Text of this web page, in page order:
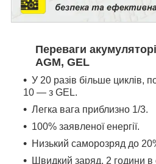
Переваги
AGM, GEL
У 20 разів більше циклів,
10 — з GEL.
Легка вага приблизно 1/3.
100% заявленої енергії.
Низький саморозряд до
Швидкий заряд, 2 години в